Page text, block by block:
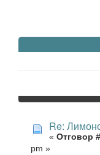
Re:
« Отговор
pm »